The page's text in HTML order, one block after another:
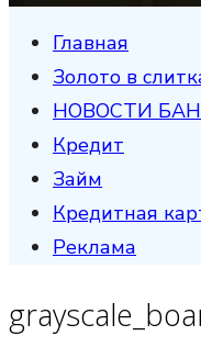
Главная
Золото в
НОВОСТИ
Кредит
Займ
Кредитная
Реклама